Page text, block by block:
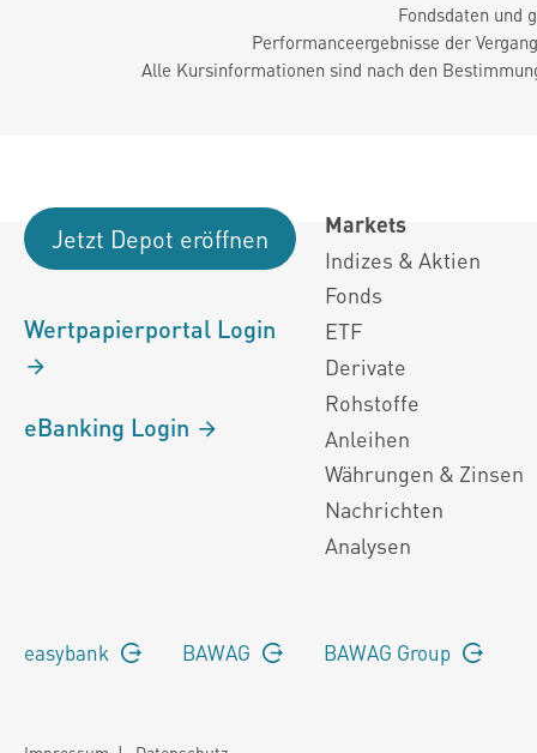
Fondsdaten und
Performanceergebnisse der
Alle Kursinformationen sind nach den
Jetzt Depot eröffnen
Wertpapierportal Login
eBanking Login
Markets
Indizes & Aktien
Fonds
ETF
Derivate
Rohstoffe
Anleihen
Währungen & Zinsen
Nachrichten
Analysen
easybank BAWAG BAWAG Group